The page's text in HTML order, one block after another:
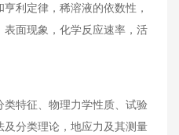
利定律，稀溶液的依数性，
面现象，化学反应速率，活
特征、物理力学性质、试验
分类理论，地应力及其测量